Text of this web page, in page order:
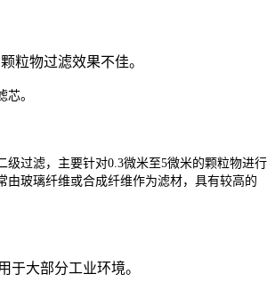
粒物过滤效果不佳。
芯。
级过滤，主要针对0.3微米至5微米的颗粒物进行
由玻璃纤维或合成纤维作为滤材，具有较高的
于大部分工业环境。